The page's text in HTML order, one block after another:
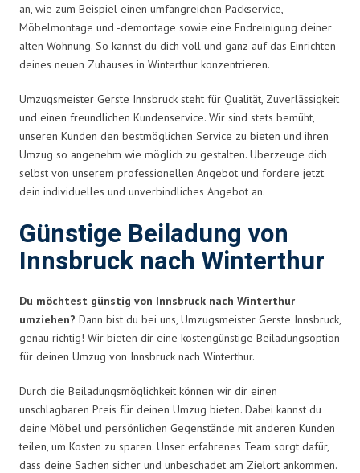
an, wie zum Beispiel einen umfangreichen Packservice,
Möbelmontage und -demontage sowie eine Endreinigung deiner
alten Wohnung. So kannst du dich voll und ganz auf das Einrichten
deines neuen Zuhauses in Winterthur konzentrieren.
Umzugsmeister Gerste Innsbruck steht für Qualität, Zuverlässigkeit
und einen freundlichen Kundenservice. Wir sind stets bemüht,
unseren Kunden den bestmöglichen Service zu bieten und ihren
Umzug so angenehm wie möglich zu gestalten. Überzeuge dich
selbst von unserem professionellen Angebot und fordere jetzt
dein individuelles und unverbindliches Angebot an.
Günstige Beiladung von
Innsbruck nach Winterthur
Du möchtest günstig von Innsbruck nach Winterthur
umziehen? Dann bist du bei uns, Umzugsmeister Gerste Innsbruck,
genau richtig! Wir bieten dir eine kostengünstige Beiladungsoption
für deinen Umzug von Innsbruck nach Winterthur.
Durch die Beiladungsmöglichkeit können wir dir einen
unschlagbaren Preis für deinen Umzug bieten. Dabei kannst du
deine Möbel und persönlichen Gegenstände mit anderen Kunden
teilen, um Kosten zu sparen. Unser erfahrenes Team sorgt dafür,
dass deine Sachen sicher und unbeschadet am Zielort ankommen.